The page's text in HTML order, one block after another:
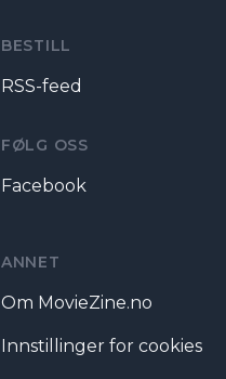
BESTILL
RSS-feed
FØLG OSS
Facebook
ANNET
Om MovieZine.no
Innstillinger for cookies